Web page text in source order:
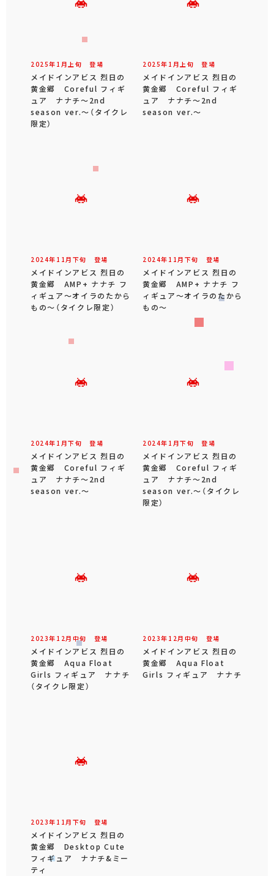
2025年 1 月 上旬 登場
メイドインアビス 烈日の
黄金郷 Coreful フィギ
ュア ナナチ～2nd
season ver.～（タイクレ
限定）
2025年 1 月 上旬 登場
メイドインアビス 烈日の
黄金郷 Coreful フィギ
ュア ナナチ～2nd
season ver.～
2024年 11 月 下旬 登場
メイドインアビス 烈日の
黄金郷 AMP+ ナナチ フ
ィギュア～オイラのたから
もの～（タイクレ限定）
2024年 11 月 下旬 登場
メイドインアビス 烈日の
黄金郷 AMP+ ナナチ フ
ィギュア～オイラのたから
もの～
2024年 1 月下旬 登場
メイドインアビス 烈日の
黄金郷 Coreful フィギ
ュア ナナチ～2nd
season ver.～
2024年 1 月下旬 登場
メイドインアビス 烈日の
黄金郷 Coreful フィギ
ュア ナナチ～2nd
season ver.～（タイクレ
限定）
2023年 12 月 中旬 登場
メイドインアビス 烈日の
黄金郷 Aqua Float
Girls フィギュア ナナチ
（タイクレ限定）
2023年 12 月 中旬 登場
メイドインアビス 烈日の
黄金郷 Aqua Float
Girls フィギュア ナナチ
2023年 11 月 下旬 登場
メイドインアビス 烈日の
黄金郷 Desktop Cute
フィギュア ナナチ&ミー
ティ